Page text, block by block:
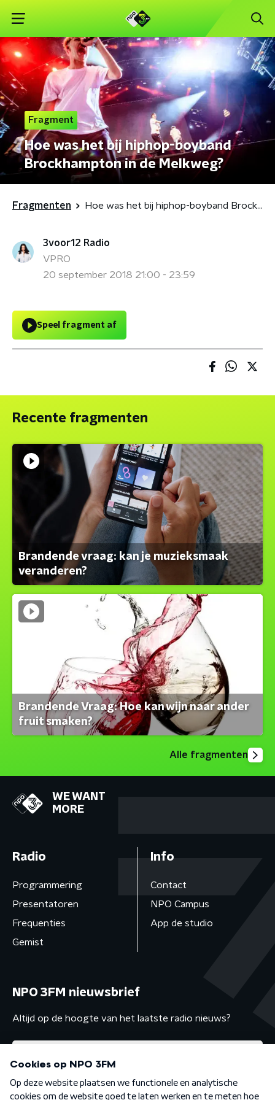
Fragment
Hoe was het bij hiphop-boyband
Brockhampton in de Melkweg?
Fragmenten Hoe was het bij hiphop-boyband Brockhampton in de Melkweg?
3voor12 Radio
VPRO
20 september 2018 21:00 - 23:59
Speel fragment af
Recente fragmenten
Brandende vraag: kan je muzieksmaak
veranderen?
Brandende Vraag: Hoe kan wijn naar ander
fruit smaken?
Alle fragmenten
WE WANT
MORE
Radio
Programmering
Presentatoren
Frequenties
Gemist
Info
Contact
NPO Campus
App de studio
NPO 3FM nieuwsbrief
Altijd op de hoogte van het laatste radio nieuws?